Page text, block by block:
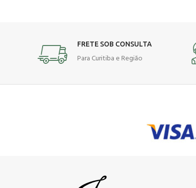
FRETE SOB CONSULTA
Para Curitiba e Região